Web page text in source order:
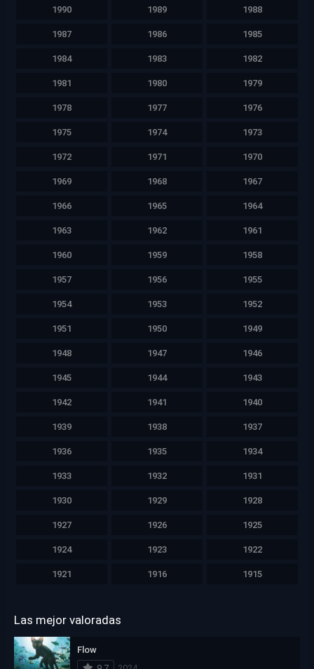
1990 1989 1988
1987 1986 1985
1984 1983 1982
1981 1980 1979
1978 1977 1976
1975 1974 1973
1972 1971 1970
1969 1968 1967
1966 1965 1964
1963 1962 1961
1960 1959 1958
1957 1956 1955
1954 1953 1952
1951 1950 1949
1948 1947 1946
1945 1944 1943
1942 1941 1940
1939 1938 1937
1936 1935 1934
1933 1932 1931
1930 1929 1928
1927 1926 1925
1924 1923 1922
1921 1916 1915
Las mejor valoradas
Flow